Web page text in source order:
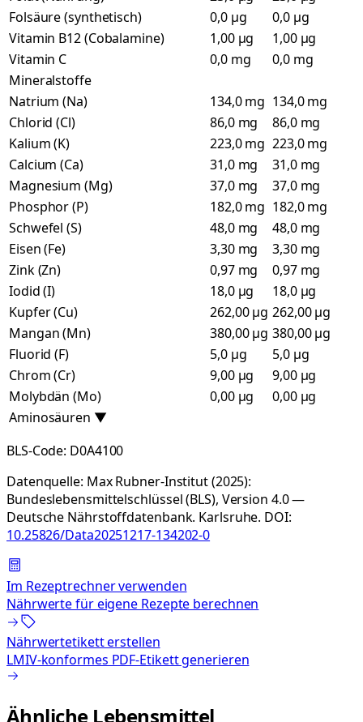
Folsäure (synthetisch)
0,0 µg
0,0 µg
Vitamin B12 (Cobalamine)
1,00 µg
1,00 µg
Vitamin C
0,0 mg
0,0 mg
Mineralstoffe
Natrium (Na)
134,0 mg 134,0 mg
Chlorid (Cl)
86,0 mg
86,0 mg
Kalium (K)
223,0 mg 223,0 mg
Calcium (Ca)
31,0 mg
31,0 mg
Magnesium (Mg)
37,0 mg
37,0 mg
Phosphor (P)
182,0 mg 182,0 mg
Schwefel (S)
48,0 mg
48,0 mg
Eisen (Fe)
3,30 mg
3,30 mg
Zink (Zn)
0,97 mg
0,97 mg
Iodid (I)
18,0 µg
18,0 µg
Kupfer (Cu)
262,00 µg 262,00 µg
Mangan (Mn)
380,00 µg 380,00 µg
Fluorid (F)
5,0 µg
5,0 µg
Chrom (Cr)
9,00 µg
9,00 µg
Molybdän (Mo)
0,00 µg
0,00 µg
Aminosäuren ▼
BLS-Code: D0A4100
Datenquelle: Max Rubner-Institut (2025):
Bundeslebensmittelschlüssel (BLS), Version 4.0 —
Deutsche Nährstoffdatenbank. Karlsruhe. DOI:
10.25826/Data20251217-134202-0
Im Rezeptrechner verwenden
Nährwerte für eigene Rezepte berechnen
Nährwertetikett erstellen
LMIV-konformes PDF-Etikett generieren
Ähnliche Lebensmittel